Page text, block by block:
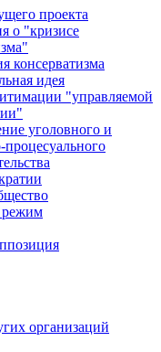
проекта
о "кризисе
консерватизма
идея
"управляемой
уголовного и
процесуального
режим
организаций